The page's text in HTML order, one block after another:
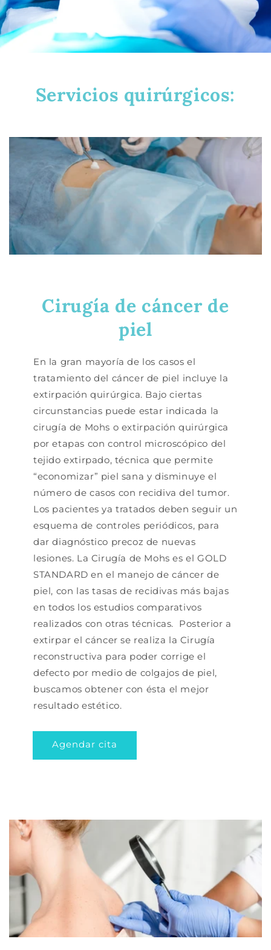
Servicios quirúrgicos:
Cirugía de cáncer de
piel
En la gran mayoría de los casos el
tratamiento del cáncer de piel incluye la
extirpación quirúrgica. Bajo ciertas
circunstancias puede estar indicada la
cirugía de Mohs o extirpación quirúrgica
por etapas con control microscópico del
tejido extirpado, técnica que permite
“economizar” piel sana y disminuye el
número de casos con recidiva del tumor.
Los pacientes ya tratados deben seguir un
esquema de controles periódicos, para
dar diagnóstico precoz de nuevas
lesiones. La Cirugía de Mohs es el GOLD
STANDARD en el manejo de cáncer de
piel, con las tasas de recidivas más bajas
en todos los estudios comparativos
realizados con otras técnicas. Posterior a
extirpar el cáncer se realiza la Cirugía
reconstructiva para poder corrige el
defecto por medio de colgajos de piel,
buscamos obtener con ésta el mejor
resultado estético.
Agendar cita